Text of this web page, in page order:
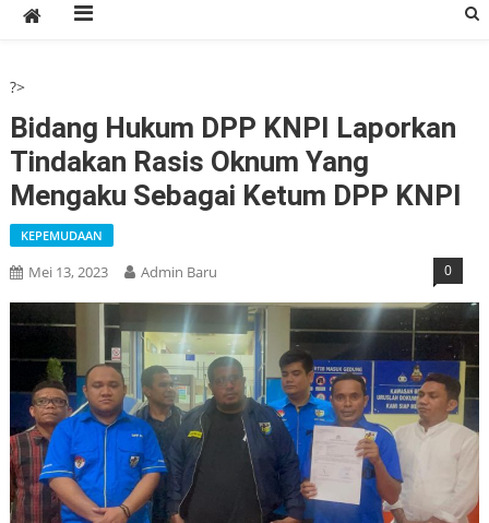
?>
Bidang Hukum DPP KNPI Laporkan
Tindakan Rasis Oknum Yang
Mengaku Sebagai Ketum DPP KNPI
KEPEMUDAAN
Mei 13, 2023 Admin Baru 0